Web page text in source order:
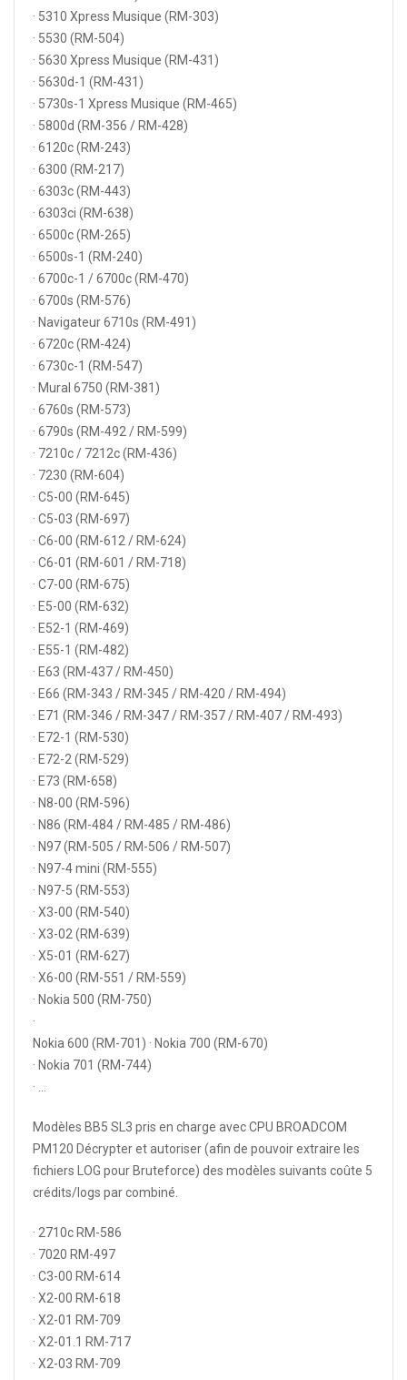
· 5310 Xpress Musique (RM-303)
· 5530 (RM-504)
· 5630 Xpress Musique (RM-431)
· 5630d-1 (RM-431)
· 5730s-1 Xpress Musique (RM-465)
· 5800d (RM-356 / RM-428)
· 6120c (RM-243)
· 6300 (RM-217)
· 6303c (RM-443)
· 6303ci (RM-638)
· 6500c (RM-265)
· 6500s-1 (RM-240)
· 6700c-1 / 6700c (RM-470)
· 6700s (RM-576)
· Navigateur 6710s (RM-491)
· 6720c (RM-424)
· 6730c-1 (RM-547)
· Mural 6750 (RM-381)
· 6760s (RM-573)
· 6790s (RM-492 / RM-599)
· 7210c / 7212c (RM-436)
· 7230 (RM-604)
· C5-00 (RM-645)
· C5-03 (RM-697)
· C6-00 (RM-612 / RM-624)
· C6-01 (RM-601 / RM-718)
· C7-00 (RM-675)
· E5-00 (RM-632)
· E52-1 (RM-469)
· E55-1 (RM-482)
· E63 (RM-437 / RM-450)
· E66 (RM-343 / RM-345 / RM-420 / RM-494)
· E71 (RM-346 / RM-347 / RM-357 / RM-407 / RM-493)
· E72-1 (RM-530)
· E72-2 (RM-529)
· E73 (RM-658)
· N8-00 (RM-596)
· N86 (RM-484 / RM-485 / RM-486)
​​· N97 (RM-505 / RM-506 / RM-507)
· N97-4 mini (RM-555)
· N97-5 (RM-553)
· X3-00 (RM-540)
· X3-02 (RM-639)
· X5-01 (RM-627)
· X6-00 (RM-551 / RM-559)
· Nokia 500 (RM-750)
·
Nokia 600 (RM-701) · Nokia 700 (RM-670)
· Nokia 701 (RM-744)
· …
Modèles BB5 SL3 pris en charge avec CPU BROADCOM
PM120 Décrypter et autoriser (afin de pouvoir extraire les
fichiers LOG pour Bruteforce) des modèles suivants coûte 5
crédits/logs par combiné.
· 2710c RM-586
· 7020 RM-497
· C3-00 RM-614
· X2-00 RM-618
· X2-01 RM-709
· X2-01.1 RM-717
· X2-03 RM-709